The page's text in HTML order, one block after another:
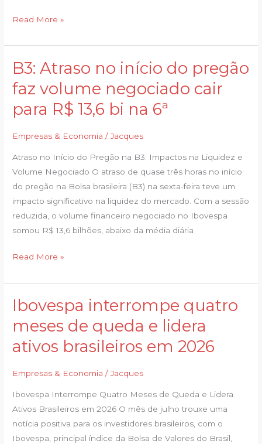
Read More »
B3: Atraso no início do pregão
faz volume negociado cair
para R$ 13,6 bi na 6ª
Empresas & Economia /Jacques
Atraso no Início do Pregão na B3: Impactos na Liquidez e
Volume Negociado O atraso de quase três horas no início
do pregão na Bolsa brasileira (B3) na sexta-feira teve um
impacto significativo na liquidez do mercado. Com a sessão
reduzida, o volume financeiro negociado no Ibovespa
somou R$ 13,6 bilhões, abaixo da média diária
B3:
no
início
pregão
volume
negociado
cair
para
bi
6ª
Read More »
Ibovespa interrompe quatro
meses de queda e lidera
ativos brasileiros em 2026
Empresas & Economia /Jacques
Ibovespa Interrompe Quatro Meses de Queda e Lidera
Ativos Brasileiros em 2026 O mês de julho trouxe uma
notícia positiva para os investidores brasileiros, com o
Ibovespa, principal índice da Bolsa de Valores do Brasil,
Ibovespa
quatro
meses
queda
e
lidera
ativos
brasileiros